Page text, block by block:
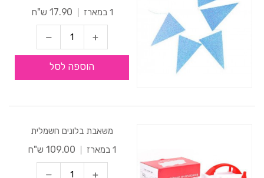
1 במארז
17.90 ש"ח
הוספה לסל
משאבת בלונים חשמלית
1 במארז
109.00 ש"ח